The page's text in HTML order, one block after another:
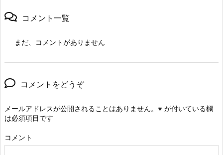
コメント一覧
まだ、コメントがありません
コメントをどうぞ
メールアドレスが公開されることはありません。 ※ が付いている欄
は必須項目です
コメント